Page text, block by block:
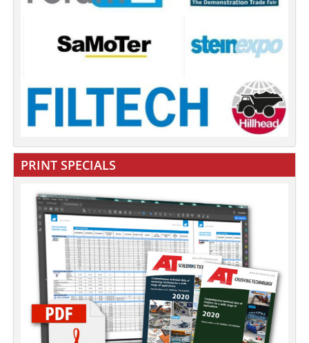
PRINT SPECIALS